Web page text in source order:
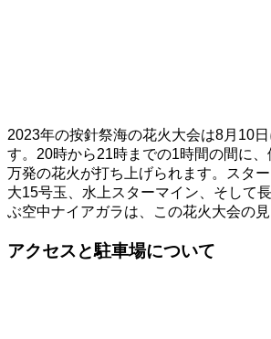
2023年の按針祭海の花火大会は8月10
す。20時から21時までの1時間の間に
万発の花火が打ち上げられます。スタ
大15号玉、水上スターマイン、そして
ぶ空中ナイアガラは、この花火大会の見
アクセスと駐車場について